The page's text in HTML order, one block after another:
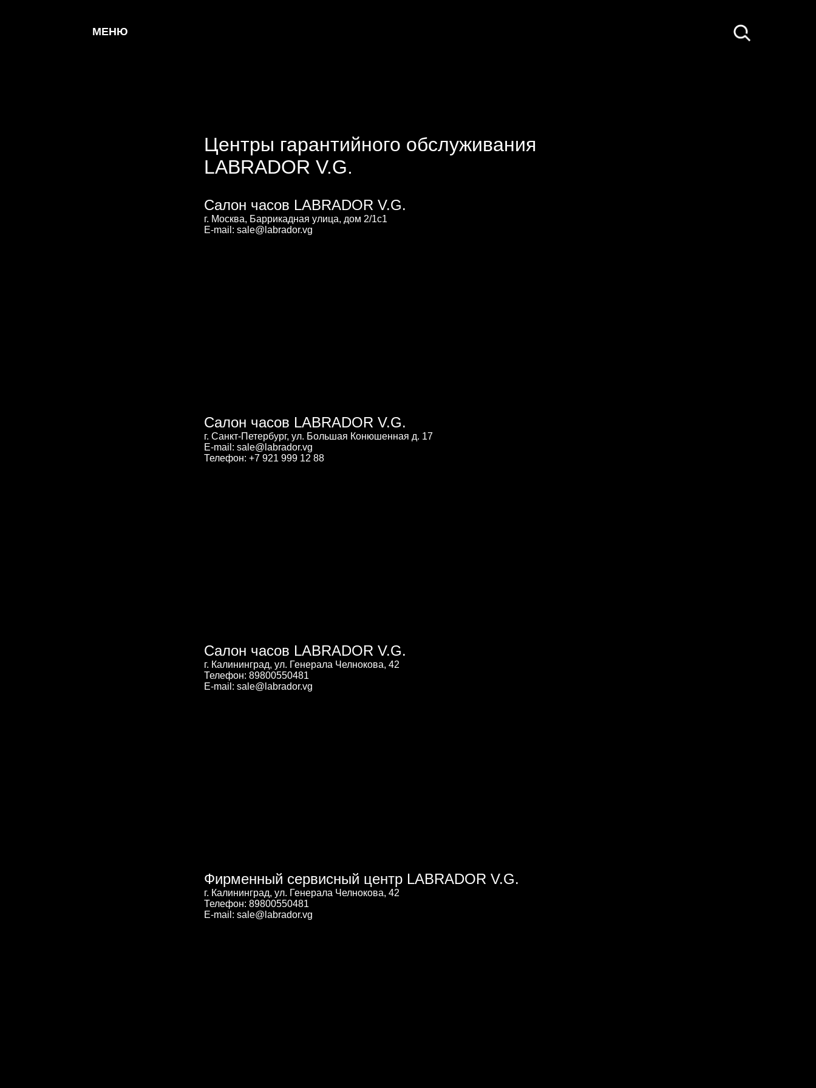
МЕНЮ
Центры гарантийного обслуживания
LABRADOR V.G.
Салон часов LABRADOR V.G.
г. Москва, Баррикадная улица, дом 2/1с1
E-mail: sale@labrador.vg
Салон часов LABRADOR V.G.
г. Санкт-Петербург, ул. Большая Конюшенная д. 17
E-mail: sale@labrador.vg
Телефон: +7 921 999 12 88
Салон часов LABRADOR V.G.
г. Калининград, ул. Генерала Челнокова, 42
Телефон: 89800550481
E-mail: sale@labrador.vg
Фирменный сервисный центр LABRADOR V.G.
г. Калининград, ул. Генерала Челнокова, 42
Телефон: 89800550481
E-mail: sale@labrador.vg